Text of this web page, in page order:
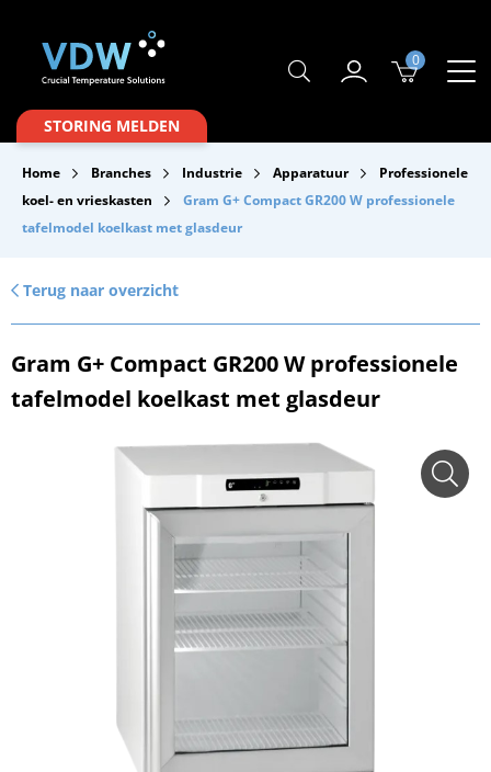
Producten
Branches
Merken
Over VDW
Service & Onderhoud
Downloads
0
STORING MELDEN
Home Branches Industrie Apparatuur
Professionele
koel- en vrieskasten
Gram G+ Compact GR200 W professionele
tafelmodel koelkast met glasdeur
Terug naar overzicht
Gram G+ Compact GR200 W professionele
tafelmodel koelkast met glasdeur